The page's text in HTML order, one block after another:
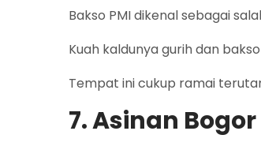
Bakso PMI dikenal sebagai
Kuah kaldunya gurih dan
Tempat ini cukup ramai
7. Asinan